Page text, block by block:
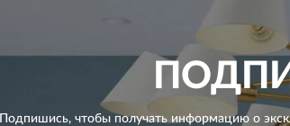
Подпишись, чтобы получать информацию о